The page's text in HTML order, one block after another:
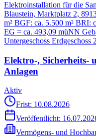
Elektroinstallation für die
Blaustein, Marktplatz 2,
m² BGF: ca. 5.500 m² BRI:
EG = ca. 493,09 müNN
Untergeschoss Erdgeschoss
Elektro-, Sicherheits-
Anlagen
Aktiv
Frist: 10.08.2026
Veröffentlicht:
Vermögens- und